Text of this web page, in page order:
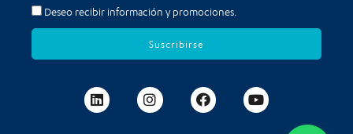
Deseo recibir información y promociones.
Suscribirse